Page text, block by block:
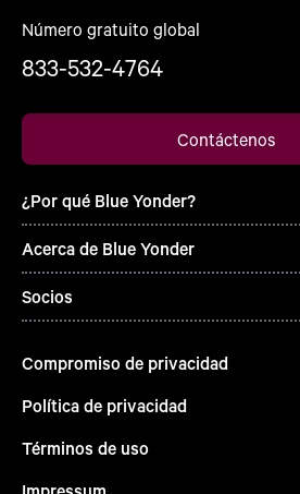
Número gratuito global
833-532-4764
Contáctenos
¿Por qué Blue Yonder?
Acerca de Blue Yonder
Socios
Compromiso de privacidad
Política de privacidad
Términos de uso